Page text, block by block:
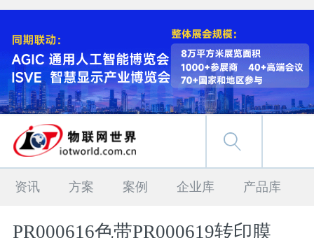
资讯 方案 案例 企业库 产品库
PR000616色带PR000619转印膜